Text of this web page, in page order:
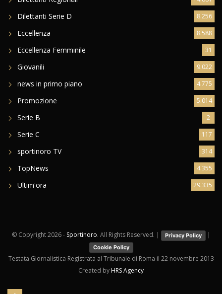
Dilettanti Serie D 8.256
Eccellenza 8.588
Eccellenza Femminile 31
Giovanili 9.022
news in primo piano 4.775
Promozione 5.014
Serie B 2
Serie C 117
sportinoro TV 314
TopNews 4.355
Ultim'ora 29.335
© Copyright2026 - Sportinoro. All Rights Reserved. | Privacy Policy |
Cookie Policy
Testata Giornalistica Registrata al Tribunale di Roma il 22 novembre 2013
Created by HRS Agency